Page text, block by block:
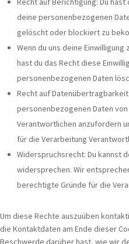
deine personenbezogenen
gelöscht oder blockiert zu
Wenn du uns deine
hast du das Recht diese
personenbezogenen Daten
Recht auf
personenbezogenen Daten
Verantwortlichen anzufordern
für die Verarbeitung
Widerspruchsrecht: Du kannst
widersprechen. Wir
berechtigte Gründe für die
Um diese Rechte auszuüben
die Kontaktdaten am Ende dieser
Beschwerde darüber hast, wie wir